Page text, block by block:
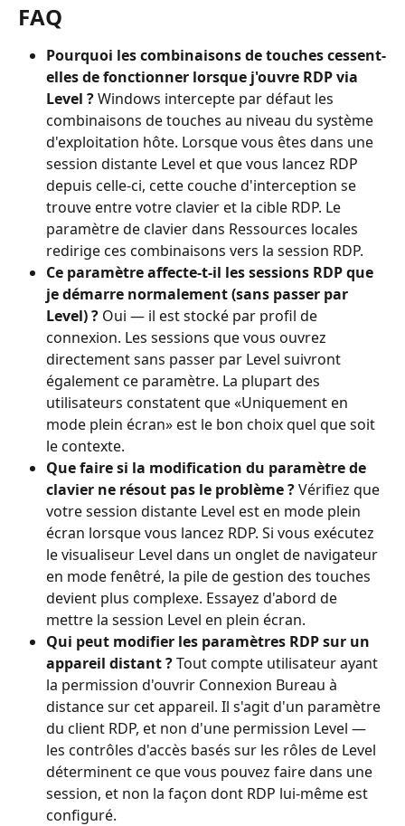
FAQ
Pourquoi les combinaisons de touches cessent-
elles de fonctionner lorsque j'ouvre RDP via
Level ? Windows intercepte par défaut les
combinaisons de touches au niveau du système
d'exploitation hôte. Lorsque vous êtes dans une
session distante Level et que vous lancez RDP
depuis celle-ci, cette couche d'interception se
trouve entre votre clavier et la cible RDP. Le
paramètre de clavier dans Ressources locales
redirige ces combinaisons vers la session RDP.
Ce paramètre affecte-t-il les sessions RDP que
je démarre normalement (sans passer par
Level) ? Oui — il est stocké par profil de
connexion. Les sessions que vous ouvrez
directement sans passer par Level suivront
également ce paramètre. La plupart des
utilisateurs constatent que «Uniquement en
mode plein écran» est le bon choix quel que soit
le contexte.
Que faire si la modification du paramètre de
clavier ne résout pas le problème ? Vérifiez que
votre session distante Level est en mode plein
écran lorsque vous lancez RDP. Si vous exécutez
le visualiseur Level dans un onglet de navigateur
en mode fenêtré, la pile de gestion des touches
devient plus complexe. Essayez d'abord de
mettre la session Level en plein écran.
Qui peut modifier les paramètres RDP sur un
appareil distant ? Tout compte utilisateur ayant
la permission d'ouvrir Connexion Bureau à
distance sur cet appareil. Il s'agit d'un paramètre
du client RDP, et non d'une permission Level —
les contrôles d'accès basés sur les rôles de Level
déterminent ce que vous pouvez faire dans une
session, et non la façon dont RDP lui-même est
configuré.